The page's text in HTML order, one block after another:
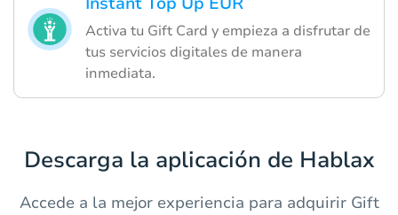
Activa tu Gift Card y empieza a disfrutar de
tus servicios digitales de manera
inmediata.
Descarga la aplicación de Hablax
Accede a la mejor experiencia para adquirir Gift